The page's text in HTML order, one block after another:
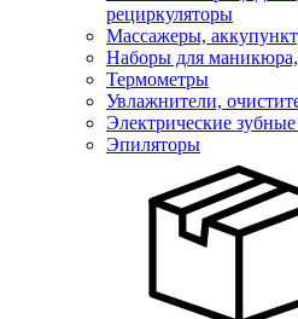
рециркуляторы
Массажеры,
Наборы для
Термометры
Увлажнители,
Электрические
Эпиляторы